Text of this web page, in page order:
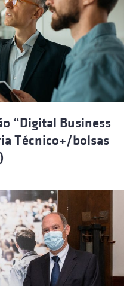
“Digital Business
Técnico+/bolsas